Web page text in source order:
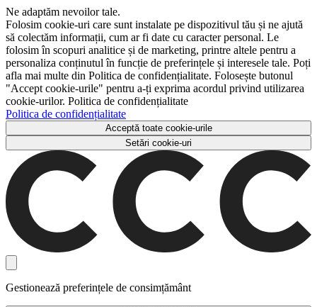
Ne adaptăm nevoilor tale.
Folosim cookie-uri care sunt instalate pe dispozitivul tău și ne ajută
să colectăm informații, cum ar fi date cu caracter personal. Le
folosim în scopuri analitice și de marketing, printre altele pentru a
personaliza conținutul în funcție de preferințele și interesele tale. Poți
afla mai multe din Politica de confidențialitate. Folosește butonul
"Accept cookie-urile" pentru a-ți exprima acordul privind utilizarea
cookie-urilor. Politica de confidențialitate
Politica de confidențialitate
Acceptă toate cookie-urile
Setări cookie-uri
Gestionează preferințele de consimțământ